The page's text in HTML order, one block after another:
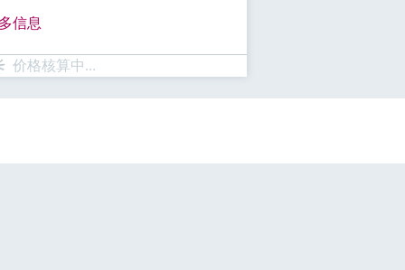
信息
价格核算中…